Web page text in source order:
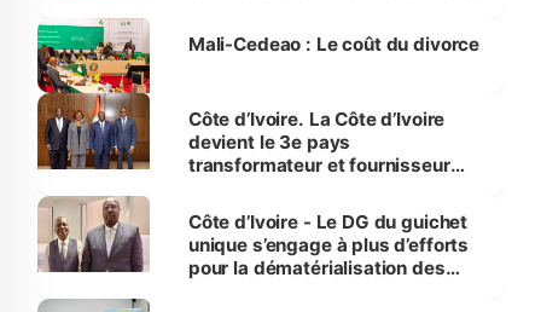
Mali-Cedeao : Le coût du divorce
Côte d’Ivoire. La Côte d’Ivoire
devient le 3e pays
transformateur et fournisseur
Côte d’Ivoire - Le DG du guichet
unique s’engage à plus d’efforts
pour la dématérialisation des